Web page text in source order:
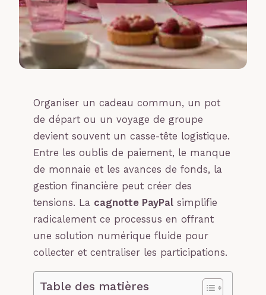
Organiser un cadeau commun, un pot
de départ ou un voyage de groupe
devient souvent un casse-tête logistique.
Entre les oublis de paiement, le manque
de monnaie et les avances de fonds, la
gestion financière peut créer des
tensions. La cagnotte PayPal simplifie
radicalement ce processus en offrant
une solution numérique fluide pour
collecter et centraliser les participations.
Table des matières